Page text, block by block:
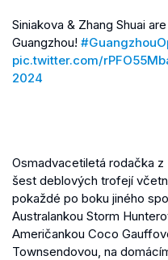
Siniakova & Zhang Shuai
Guangzhou!
pic.twitter.com/
2024
Osmadvacetiletá rodačka
šest deblových trofejí
pokaždé po boku jiného
Australankou Storm
Američankou Coco
Townsendovou, na